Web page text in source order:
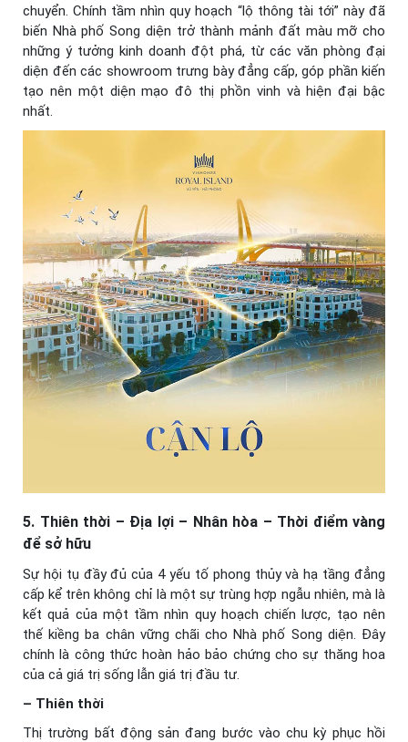
chuyển. Chính tầm nhìn quy hoạch “lộ thông tài tới” này đã
biến Nhà phố Song diện trở thành mảnh đất màu mỡ cho
những ý tưởng kinh doanh đột phá, từ các văn phòng đại
diện đến các showroom trưng bày đẳng cấp, góp phần kiến
tạo nên một diện mạo đô thị phồn vinh và hiện đại bậc
nhất.
5. Thiên thời – Địa lợi – Nhân hòa – Thời điểm vàng
để sở hữu
Sự hội tụ đầy đủ của 4 yếu tố phong thủy và hạ tầng đẳng
cấp kể trên không chỉ là một sự trùng hợp ngẫu nhiên, mà là
kết quả của một tầm nhìn quy hoạch chiến lược, tạo nên
thế kiềng ba chân vững chãi cho Nhà phố Song diện. Đây
chính là công thức hoàn hảo bảo chứng cho sự thăng hoa
của cả giá trị sống lẫn giá trị đầu tư.
– Thiên thời
Thị trường bất động sản đang bước vào chu kỳ phục hồi